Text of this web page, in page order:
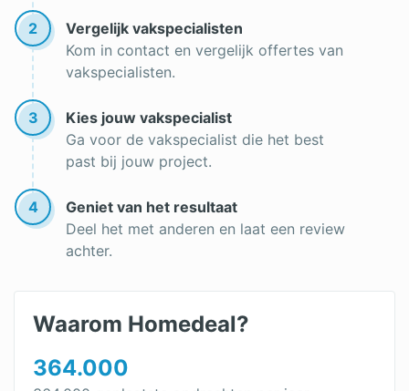
Latex spuiten
Trapgat schilderen
Keukenkastjes verven
Aluminium kozijnen verven
Wanneer schilderen
Goedkope schilder
Schildersbedrijf
2
Vergelijk vakspecialisten
Kom in contact en vergelijk offertes van
vakspecialisten.
3
Kies jouw vakspecialist
Ga voor de vakspecialist die het best
past bij jouw project.
4
Geniet van het resultaat
Deel het met anderen en laat een review
achter.
Waarom Homedeal?
364.000